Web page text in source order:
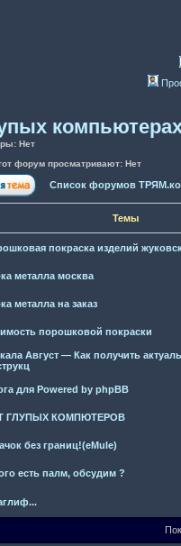
Нет
форум просматривают: Нет
Список форумов
Темы
покраска изделий
металла москва
металла на заказ
порошковой покраски
Август — Как получить
для Powered by phpBB
ГЛУПЫХ КОМПЮТЕРОВ
без границ!(eMule)
есть палм, обсудим ?